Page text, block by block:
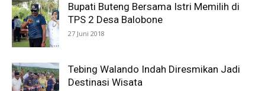
Bupati Buteng Bersama Istri Memilih di
TPS 2 Desa Balobone
27 Juni 2018
Tebing Walando Indah Diresmikan Jadi
Destinasi Wisata